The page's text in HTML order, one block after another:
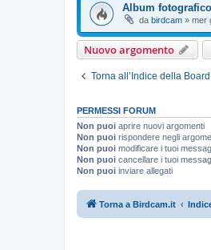
Album fotografico
da birdcam » mer
Nuovo argomento
Torna all’Indice della Board
PERMESSI FORUM
Non puoi aprire nuovi argomenti
Non puoi rispondere negli
Non puoi modificare i tuoi
Non puoi cancellare i tuoi
Non puoi inviare allegati
Torna a Birdcam.it